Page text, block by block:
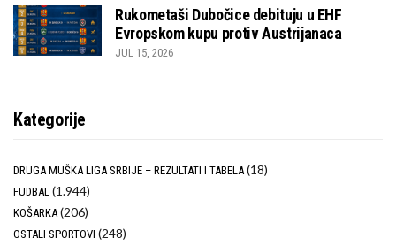
Rukometaši Dubočice debituju u EHF
Evropskom kupu protiv Austrijanaca
JUL 15, 2026
Kategorije
DRUGA MUŠKA LIGA SRBIJE – REZULTATI I TABELA (18)
FUDBAL (1.944)
KOŠARKA (206)
OSTALI SPORTOVI (248)